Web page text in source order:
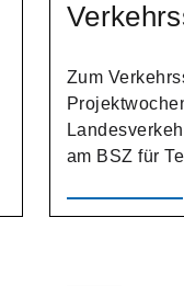
Zum
am BSZ für